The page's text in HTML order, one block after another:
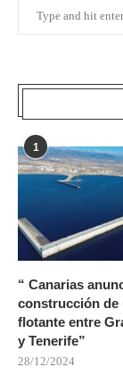
1
“ Canarias
construcción de
flotante entre
y Tenerife”
28/12/2024